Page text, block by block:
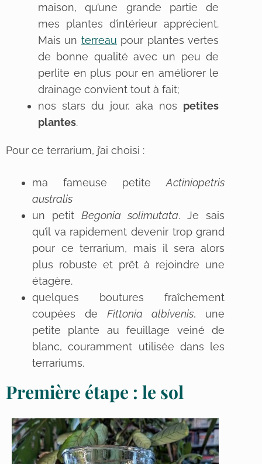
maison, qu’une grande partie de
mes plantes d’intérieur apprécient.
Mais un terreau pour plantes vertes
de bonne qualité avec un peu de
perlite en plus pour en améliorer le
drainage convient tout à fait;
nos stars du jour, aka nos petites
plantes.
Pour ce terrarium, j’ai choisi :
ma fameuse petiteActiniopetris
australis
un petitBegonia solimutata. Je sais
qu’il va rapidement devenir trop grand
pour ce terrarium, mais il sera alors
plus robuste et prêt à rejoindre une
étagère.
quelques boutures fraîchement
coupées deFittonia albivenis, une
petite plante au feuillage veiné de
blanc, couramment utilisée dans les
terrariums.
Première étape : le sol